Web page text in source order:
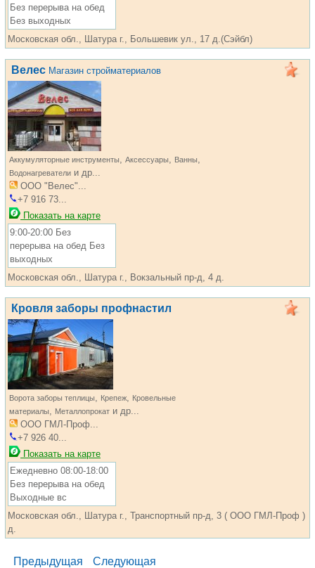
Без перерыва на обед
Без выходных
Московская обл., Шатура г., Большевик ул., 17 д.(Сэйбл)
Велес Магазин стройматериалов
Аккумуляторные инструменты, Аксессуары, Ванны,
Водонагреватели и др...
ООО "Велес"...
+7 916 73...
Показать на карте
9:00-20:00 Без
перерыва на обед Без
выходных
Московская обл., Шатура г., Вокзальный пр-д, 4 д.
Кровля заборы профнастил
Ворота заборы теплицы, Крепеж, Кровельные
материалы, Металлопрокат и др...
ООО ГМЛ-Проф...
+7 926 40...
Показать на карте
Ежедневно 08:00-18:00
Без перерыва на обед
Выходные вс
Московская обл., Шатура г., Транспортный пр-д, 3 ( ООО ГМЛ-Проф )
д.
Предыдущая Следующая